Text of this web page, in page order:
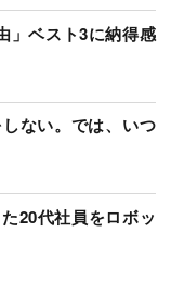
」ベスト3に納得感
ない。では、いつ
20代社員をロボッ